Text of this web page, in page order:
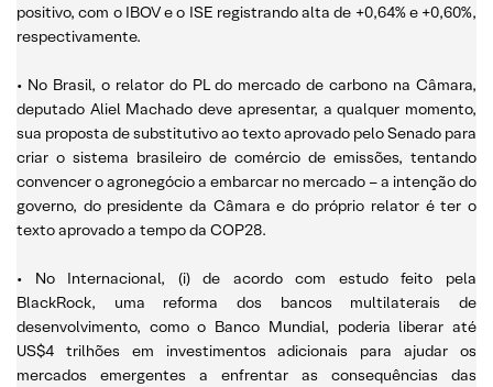
positivo, com o IBOV e o ISE registrando alta de +0,64% e +0,60%,
respectivamente.
• No Brasil, o relator do PL do mercado de carbono na Câmara,
deputado Aliel Machado deve apresentar, a qualquer momento,
sua proposta de substitutivo ao texto aprovado pelo Senado para
criar o sistema brasileiro de comércio de emissões, tentando
convencer o agronegócio a embarcar no mercado – a intenção do
governo, do presidente da Câmara e do próprio relator é ter o
texto aprovado a tempo da COP28.
• No Internacional, (i) de acordo com estudo feito pela
BlackRock, uma reforma dos bancos multilaterais de
desenvolvimento, como o Banco Mundial, poderia liberar até
US$4 trilhões em investimentos adicionais para ajudar os
mercados emergentes a enfrentar as consequências das